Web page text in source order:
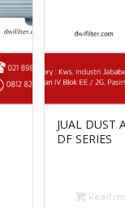
JUAL DUST
DF SERIES
Read